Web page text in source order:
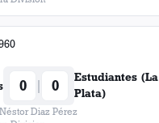
0 | 0
Estudiantes (La
Plata)
Diaz Pérez